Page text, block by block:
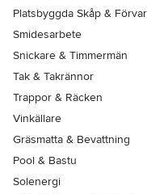
Platsbyggda Skåp &
Smidesarbete
Snickare & Timmermän
Tak & Takrännor
Trappor & Räcken
Vinkällare
Gräsmatta & Bevattning
Pool & Bastu
Solenergi